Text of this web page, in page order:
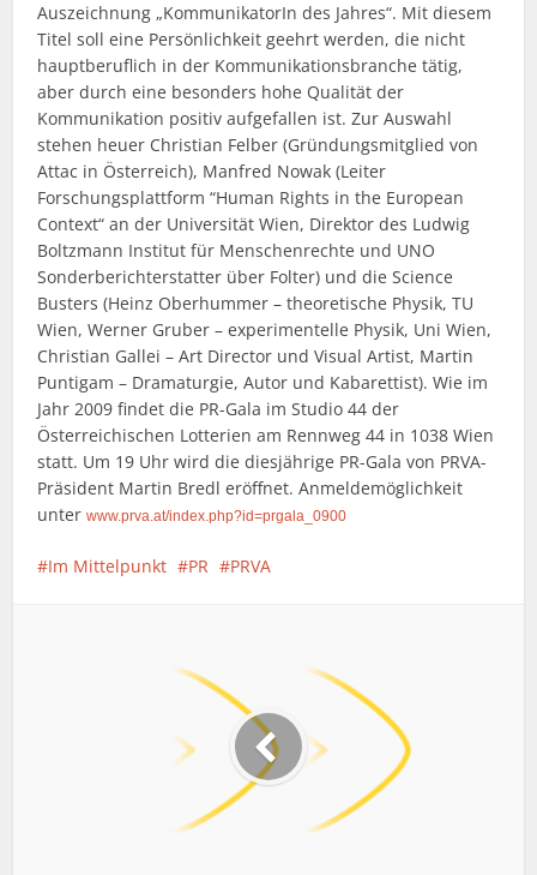
Auszeichnung „KommunikatorIn des Jahres“. Mit diesem
Titel soll eine Persönlichkeit geehrt werden, die nicht
hauptberuflich in der Kommunikationsbranche tätig,
aber durch eine besonders hohe Qualität der
Kommunikation positiv aufgefallen ist. Zur Auswahl
stehen heuer Christian Felber (Gründungsmitglied von
Attac in Österreich), Manfred Nowak (Leiter
Forschungsplattform “Human Rights in the European
Context“ an der Universität Wien, Direktor des Ludwig
Boltzmann Institut für Menschenrechte und UNO
Sonderberichterstatter über Folter) und die Science
Busters (Heinz Oberhummer – theoretische Physik, TU
Wien, Werner Gruber – experimentelle Physik, Uni Wien,
Christian Gallei – Art Director und Visual Artist, Martin
Puntigam – Dramaturgie, Autor und Kabarettist). Wie im
Jahr 2009 findet die PR-Gala im Studio 44 der
Österreichischen Lotterien am Rennweg 44 in 1038 Wien
statt. Um 19 Uhr wird die diesjährige PR-Gala von PRVA-
Präsident Martin Bredl eröffnet. Anmeldemöglichkeit
unterwww.prva.at/index.php?id=prgala_0900
Im Mittelpunkt PR PRVA